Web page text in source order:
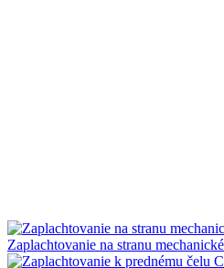
Zaplachtovanie na stranu mechanické